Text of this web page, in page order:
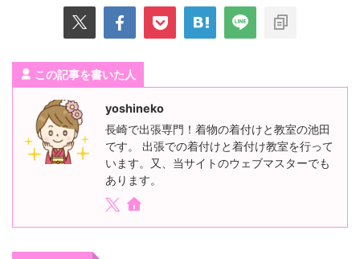
この記事を書いた人
yoshineko
長崎で出張専門！着物の着付けと教室の池田
です。 出張での着付けと着付け教室を行って
います。又、当サイトのウェブマスターでも
あります。